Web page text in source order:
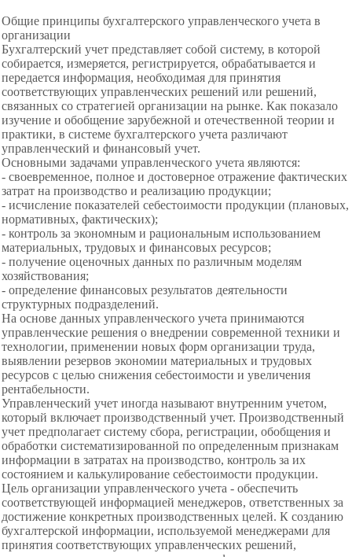
Общие принципы бухгалтерского управленческого учета в
организации
Бухгалтерский учет представляет собой систему, в которой
собирается, измеряется, регистрируется, обрабатывается и
передается информация, необходимая для принятия
соответствующих управленческих решений или решений,
связанных со стратегией организации на рынке. Как показало
изучение и обобщение зарубежной и отечественной теории и
практики, в системе бухгалтерского учета различают
управленческий и финансовый учет.
Основными задачами управленческого учета являются:
- своевременное, полное и достоверное отражение фактических
затрат на производство и реализацию продукции;
- исчисление показателей себестоимости продукции (плановых,
нормативных, фактических);
- контроль за экономным и рациональным использованием
материальных, трудовых и финансовых ресурсов;
- получение оценочных данных по различным моделям
хозяйствования;
- определение финансовых результатов деятельности
структурных подразделений.
На основе данных управленческого учета принимаются
управленческие решения о внедрении современной техники и
технологии, применении новых форм организации труда,
выявлении резервов экономии материальных и трудовых
ресурсов с целью снижения себестоимости и увеличения
рентабельности.
Управленческий учет иногда называют внутренним учетом,
который включает производственный учет. Производственный
учет предполагает систему сбора, регистрации, обобщения и
обработки систематизированной по определенным признакам
информации в затратах на производство, контроль за их
состоянием и калькулирование себестоимости продукции.
Цель организации управленческого учета - обеспечить
соответствующей информацией менеджеров, ответственных за
достижение конкретных производственных целей. К созданию
бухгалтерской информации, используемой менеджерами для
принятия соответствующих управленческих решений,